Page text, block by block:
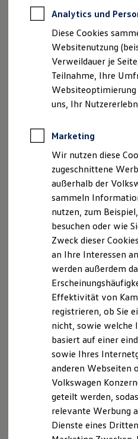
Autokredit mit
Versicherungen und
Kfz-
Garantien
Wartungsverträge
Geschäftskunden
Professional
Großkunden
Behörden
Anpfiff zum Gewinn
Elektroautos
ID. Tutorials
Reichweite
Reichweite der
Reichweite im
Laden
Laden
Laden Zuhause
Batterie
Sicherheit
Garantie und
Nachhaltigkeit
Technologie
Kosten und Kauf
Kaufoptionen
E-Auto-
Software und
Die ID. Software
ID. Software
Digitale Extras
Schnittstellen
Probefahrt
Fahrzeugangebot
Servicetermin
Serviceanfrage
Analytics und
Diese Cookies
Websitenutzung
Verweildauer je
Teilnahme, Ihre
uns, Ihr
Marketing
Wir nutzen diese
zugeschnittene
außerhalb der
sammeln
nutzen, zum
besuchen oder wie
Zweck dieser
an Ihre Interessen
werden außerdem
Effektivität von
registrieren, ob Sie
nicht, sowie welche
basiert auf einer
sowie Ihres
anderen Webseiten
Volkswagen
geteilt werden,
relevante Werbung
Dienste eines